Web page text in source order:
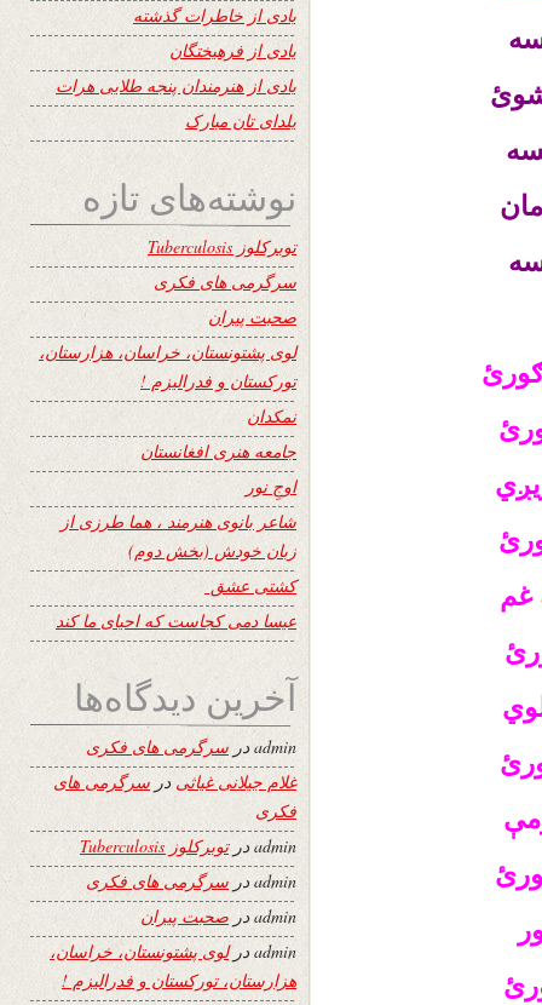
غم
یادی از خاطرات گذشته
یادی از فرهیختگان
یادی از هنرمندان پنجه طلایی هرات
یلدای تان مبارک
نوشته‌های تازه
توبرکلوز Tuberculosis
سرگرمی های فکری
صحبت پیران
لوی پشتونستان، خراسان، هزارستان،
تورکستان و فدرالیزم !
نمکدان
جامعه هنری افغانستان
اوجِ نور
شاعر بانوی هنرمند ، هما طرزی از
زبان خودش (بخش دوم)
کشتی عشق
عیسا دمی کجاست که احیای ما کند
آخرین دیدگاه‌ها
adminدر سرگرمی های فکری
غلام جیلانی غیاثی در سرگرمی های
فکری
adminدرتوبرکلوز Tuberculosis
adminدر سرگرمی های فکری
adminدر صحبت پیران
adminدرلوی پشتونستان، خراسان،
هزارستان، تورکستان و فدرالیزم !